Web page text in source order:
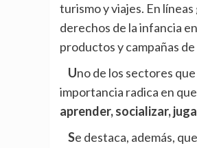
turismo y viajes. En
derechos de la infancia
productos y campañas
Uno de los sectores que más tiene que mejorar es el de la tecnología y los videojuegos, cuya
importancia radica en que
aprender, socializar,
Se destaca, además, que los entornos en los que se mueven los menores tienen un impacto directo en